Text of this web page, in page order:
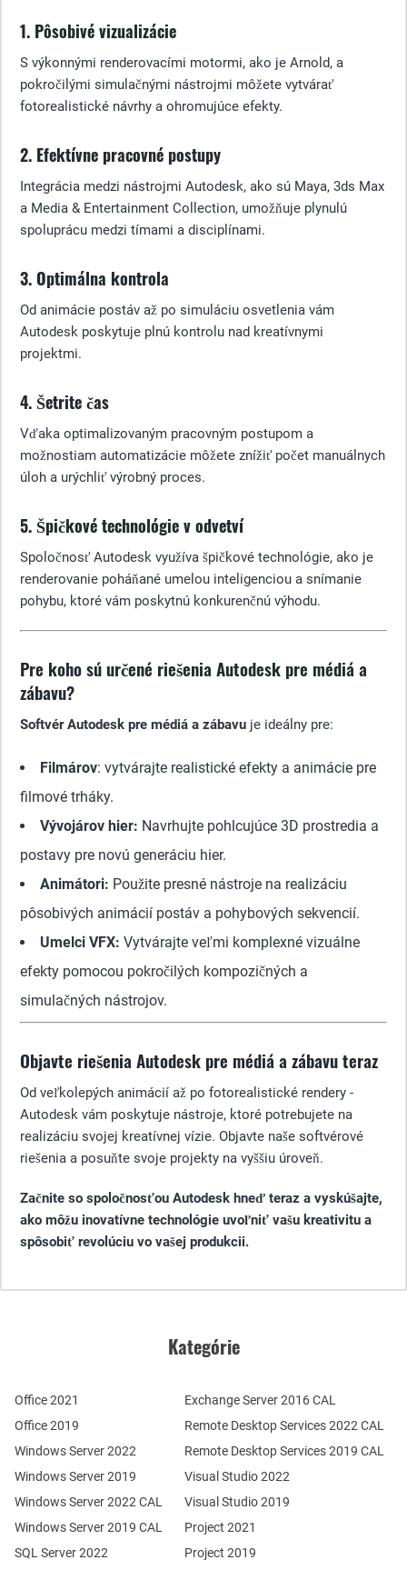
1. Pôsobivé vizualizácie
S výkonnými renderovacími motormi, ako je Arnold, a
pokročilými simulačnými nástrojmi môžete vytvárať
fotorealistické návrhy a ohromujúce efekty.
2. Efektívne pracovné postupy
Integrácia medzi nástrojmi Autodesk, ako sú Maya, 3ds Max
a Media & Entertainment Collection, umožňuje plynulú
spoluprácu medzi tímami a disciplínami.
3. Optimálna kontrola
Od animácie postáv až po simuláciu osvetlenia vám
Autodesk poskytuje plnú kontrolu nad kreatívnymi
projektmi.
4. Šetrite čas
Vďaka optimalizovaným pracovným postupom a
možnostiam automatizácie môžete znížiť počet manuálnych
úloh a urýchliť výrobný proces.
5. Špičkové technológie v odvetví
Spoločnosť Autodesk využíva špičkové technológie, ako je
renderovanie poháňané umelou inteligenciou a snímanie
pohybu, ktoré vám poskytnú konkurenčnú výhodu.
Pre koho sú určené riešenia Autodesk pre médiá a
zábavu?
Softvér Autodesk pre médiá a zábavu je ideálny pre:
Filmárov: vytvárajte realistické efekty a animácie pre
filmové trháky.
Vývojárov hier: Navrhujte pohlcujúce 3D prostredia a
postavy pre novú generáciu hier.
Animátori: Použite presné nástroje na realizáciu
pôsobivých animácií postáv a pohybových sekvencií.
Umelci VFX: Vytvárajte veľmi komplexné vizuálne
efekty pomocou pokročilých kompozičných a
simulačných nástrojov.
Objavte riešenia Autodesk pre médiá a zábavu teraz
Od veľkolepých animácií až po fotorealistické rendery -
Autodesk vám poskytuje nástroje, ktoré potrebujete na
realizáciu svojej kreatívnej vízie. Objavte naše softvérové
riešenia a posuňte svoje projekty na vyššiu úroveň.
Začnite so spoločnosťou Autodesk hneď teraz a vyskúšajte,
ako môžu inovatívne technológie uvoľniť vašu kreativitu a
spôsobiť revolúciu vo vašej produkcii.
Kategórie
Office 2021
Office 2019
Windows Server 2022
Windows Server 2019
SQL Server 2022
Windows Server 2022 CAL
Windows Server 2019 CAL
Remote Desktop Services 2022 CAL
Remote Desktop Services 2019 CAL
Exchange Server 2016 CAL
Visual Studio 2022
Visual Studio 2019
Project 2021
Project 2019